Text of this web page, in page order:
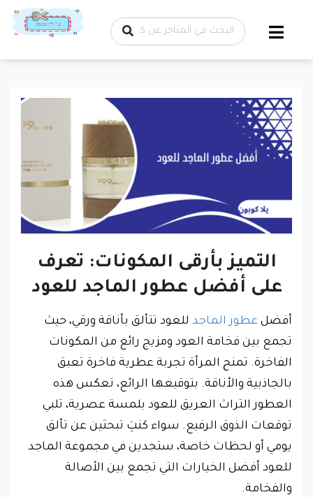
تخطي إلى
المحتوى
التميز بأرقى المكونات: تعرف
على أفضل عطور الماجد للعود
أفضل عطور الماجد للعود تتألق بأناقة ورقي، حيث
تجمع بين فخامة العود ومزيج رائع من المكونات
الفاخرة. تمنح المرأة تجربة عطرية فاخرة تعبق
بالجاذبية والأناقة. بتوقيعها الرائع، تعكس هذه
العطور التراث العريق للعود بلمسة عصرية، تلبي
توقعات الذوق الرفيع. سواء كنتِ تبحثين عن تألق
يومي أو لحظات خاصة، ستجدين في مجموعة الماجد
للعود أفضل الخيارات التي تجمع بين الأصالة
والفخامة.